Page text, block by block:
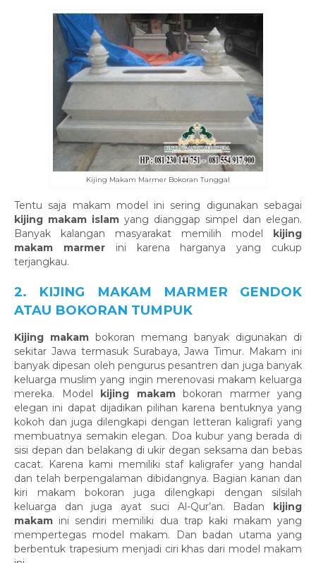
Kijing Makam Marmer Bokoran Tunggal
Tentu saja makam model ini sering digunakan sebagai
kijing makam islam yang dianggap simpel dan elegan.
Banyak kalangan masyarakat memilih model kijing
makam marmerini karena harganya yang cukup
terjangkau.
2. KIJING MAKAM MARMER GENDOK
ATAU BOKORAN TUMPUK
Kijing makam bokoran memang banyak digunakan di
sekitar Jawa termasuk Surabaya, Jawa Timur. Makam ini
banyak dipesan oleh pengurus pesantren dan juga banyak
keluarga muslim yang ingin merenovasi makam keluarga
mereka. Model kijing makambokoran marmer yang
elegan ini dapat dijadikan pilihan karena bentuknya yang
kokoh dan juga dilengkapi dengan letteran kaligrafi yang
membuatnya semakin elegan. Doa kubur yang berada di
sisi depan dan belakang di ukir degan seksama dan bebas
cacat. Karena kami memiliki staf kaligrafer yang handal
dan telah berpengalaman dibidangnya. Bagian kanan dan
kiri makam bokoran juga dilengkapi dengan silsilah
keluarga dan juga ayat suci Al-Qur’an. Badan kijing
makam ini sendiri memiliki dua trap kaki makam yang
mempertegas model makam. Dan badan utama yang
berbentuk trapesium menjadi ciri khas dari model makam